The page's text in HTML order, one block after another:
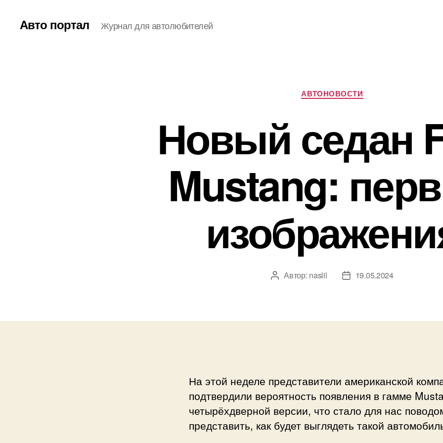
Авто портал Журнал для автолюбителей
Рубрики
АВТОНОВОСТИ
Новый седан
Mustang:
Автор
Автор: naslil
Дата19.05.2024
На этой неделе представители американской
подтвердили вероятность появления в гамме
четырёхдверной версии, что стало для нас
представить, как будет выглядеть такой